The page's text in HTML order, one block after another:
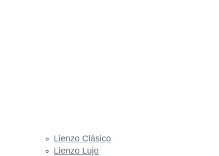
Lienzo Clásico
Lienzo Lujo